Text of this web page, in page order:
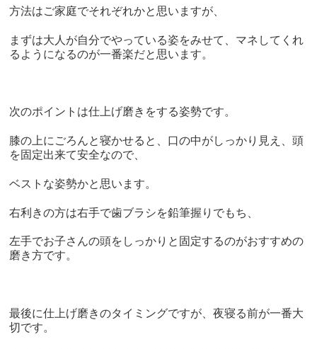
方法はご家庭でそれぞれかと思いますが、
まずは大人が自分でやっている姿をみせて、マネしてくれ
るようになるのが一番楽だと思います。
次のポイントは仕上げ磨きをする姿勢です。
膝の上にごろんと寝かせると、口の中がしっかり見え、頭
を固定出来て安全なので、
ベストな姿勢かと思います。
右利きの方は右手で歯ブラシを鉛筆握りでもち、
左手でお子さんの頭をしっかりと固定するのがおすすめの
磨き方です。
最後に仕上げ磨きのタイミングですが、夜寝る前が一番大
切です。